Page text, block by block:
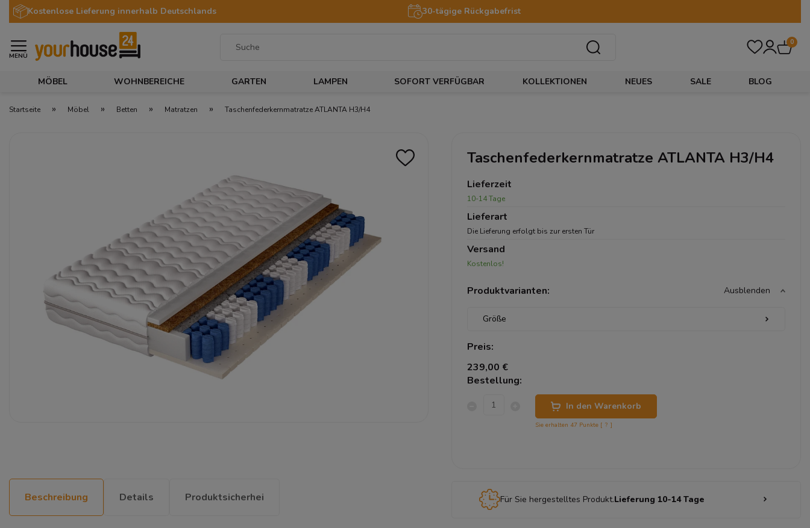
Kostenlose Lieferung innerhalb Deutschlands 30-tägige Rückgabefrist
MENÜ
0
MÖBEL WOHNBEREICHE GARTEN LAMPEN SOFORT VERFÜGBAR KOLLEKTIONEN NEUES SALE BLOG
Startseite » Möbel » Betten » Matratzen » Taschenfederkernmatratze ATLANTA H3/H4
Beschreibung Details Produktsicherhei
Taschenfederkernmatratze ATLANTA H3/H4
Lieferzeit
10-14 Tage
Lieferart
Die Lieferung erfolgt bis zur ersten Tür
Versand
Kostenlos!
Produktvarianten: Ausblenden
Preis:
239,00 €
Bestellung:
In den Warenkorb
Sie erhalten 47 Punkte [ ? ]
Für Sie hergestelltes Produkt.Lieferung 10-14 Tage